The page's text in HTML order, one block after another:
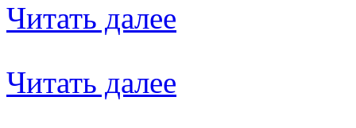
Читать далее
Читать далее